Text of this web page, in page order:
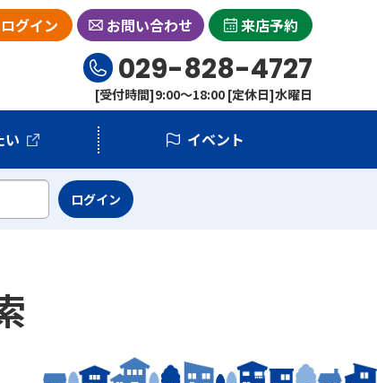
ログイン お問い合わせ 来店予約
029-828-4727
[受付時間]9:00～18:00 [定休日]水曜日
い イベント